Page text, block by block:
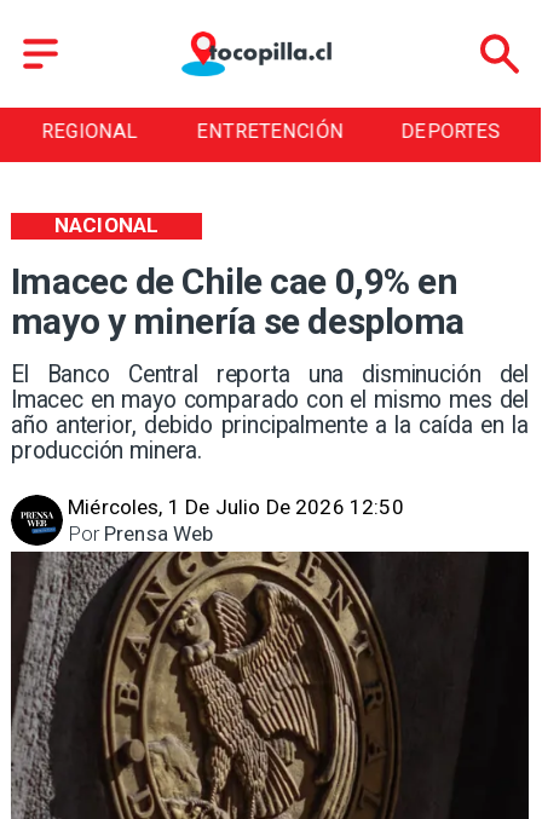
REGIONAL ENTRETENCIÓN DEPORTES
Imacec de Chile cae 0,9% en
mayo y minería se desploma
El Banco Central reporta una disminución del
Imacec en mayo comparado con el mismo mes del
año anterior, debido principalmente a la caída en la
producción minera.
NACIONAL
Miércoles, 1 De Julio De 2026 12:50
Prensa Web
Por